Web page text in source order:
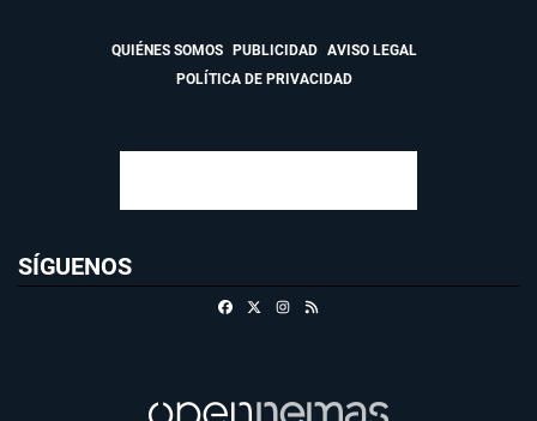
QUIÉNES SOMOS PUBLICIDAD
AVISO LEGAL
POLÍTICA DE PRIVACIDAD
SÍGUENOS
FacebookInstagram